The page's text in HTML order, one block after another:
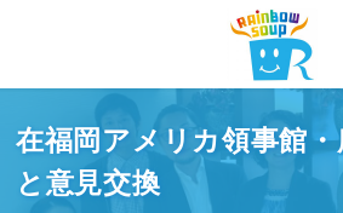
在福岡アメリカ領事館
と意見交換